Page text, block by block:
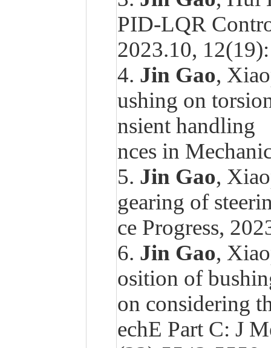
PID-LQR
2023.10,
4. Jin Gao,
ushing on
nsient
nces in
5. Jin Gao,
gearing of
ce Progress,
6. Jin Gao,
osition of
on considering
echE Part C: J